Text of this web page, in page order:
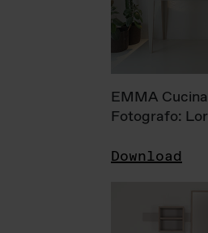
EMMA Cucina
Fotografo:
Download